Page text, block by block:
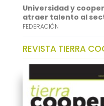
Universidad y
atraer talento al
FEDERACIÓN
REVISTA TIERRA